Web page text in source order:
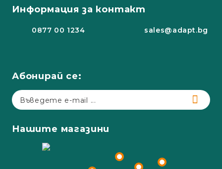
Информация за контакт
0877 00 1234 sales@adapt.bg
Абонирай се:
Нашите магазини